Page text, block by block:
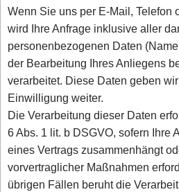
Wenn Sie uns per E-Mail, Telefon
wird Ihre Anfrage inklusive aller
personenbezogenen Daten
der Bearbeitung Ihres Anliegens
verarbeitet. Diese Daten geben
Einwilligung weiter.
Die Verarbeitung dieser Daten
6 Abs. 1 lit. b DSGVO, sofern Ihre
eines Vertrags zusammenhängt
vorvertraglicher Maßnahmen
übrigen Fällen beruht die